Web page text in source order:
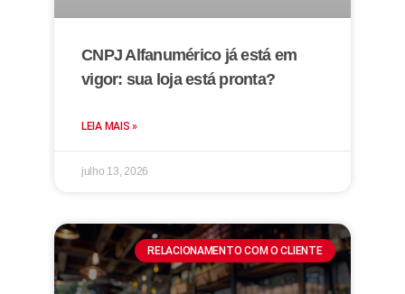
CNPJ Alfanumérico já está em
vigor: sua loja está pronta?
LEIA MAIS »
julho 13, 2026
RELACIONAMENTO COM O CLIENTE